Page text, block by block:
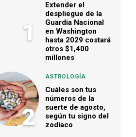
1
Extender el
despliegue de la
Guardia Nacional
en Washington
hasta 2029 costará
otros $1,400
millones
2
ASTROLOGÍA
Cuáles son tus
números de la
suerte de agosto,
según tu signo del
zodiaco